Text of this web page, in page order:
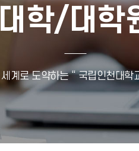
대학/대학
세계로 도약하는 “ 국립인천대학